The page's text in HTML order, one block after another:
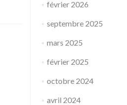
février 2026
septembre 2025
mars 2025
février 2025
octobre 2024
avril 2024